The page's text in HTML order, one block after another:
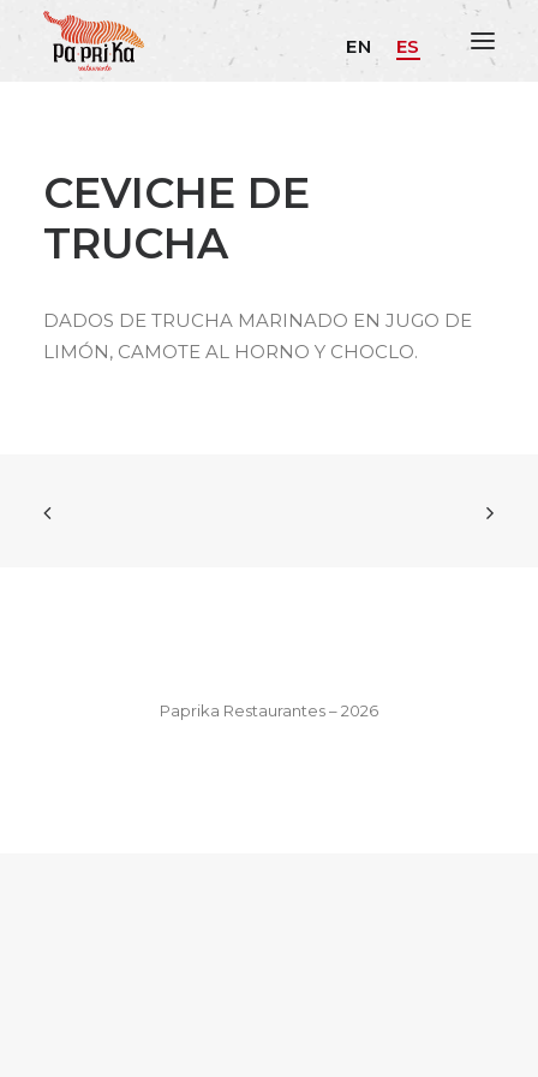
EN ES
CEVICHE DE
TRUCHA
DADOS DE TRUCHA MARINADO EN JUGO DE
LIMÓN, CAMOTE AL HORNO Y CHOCLO.
Paprika Restaurantes – 2026